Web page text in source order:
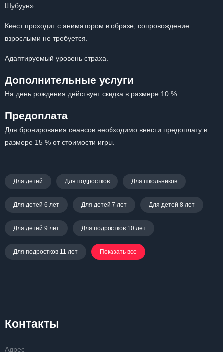
Шубуун».
Квест проходит с аниматором в образе, сопровождение
взрослыми не требуется.
Адаптируемый уровень страха.
Дополнительные услуги
На день рождения действует скидка в размере 10 %.
Предоплата
Для бронирования сеансов необходимо внести предоплату в
размере 15 % от стоимости игры.
Для детей Для подростков Для школьников
Для детей 6 лет Для детей 7 лет Для детей 8 лет
Для детей 9 лет Для подростков 10 лет
Для подростков 11 лет Показать все
Контакты
Адрес